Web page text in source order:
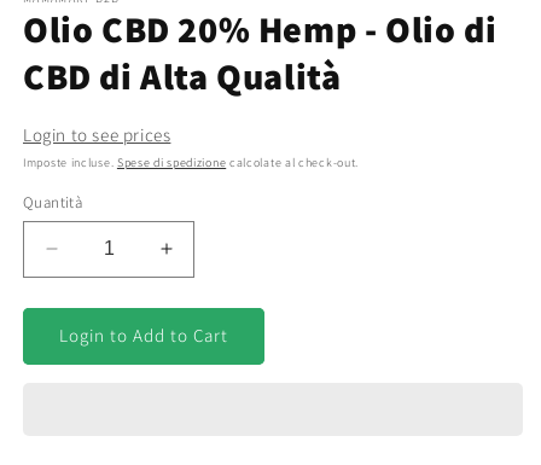
1
in
modale
Olio CBD 20% Hemp - Olio di
CBD di Alta Qualità
Login to see prices
Imposte incluse. Spese di spedizione calcolate al check-out.
Quantità
Diminuisci
quantità
per
Olio
CBD
Aumenta
quantità
per
Olio
CBD
Login to Add to Cart